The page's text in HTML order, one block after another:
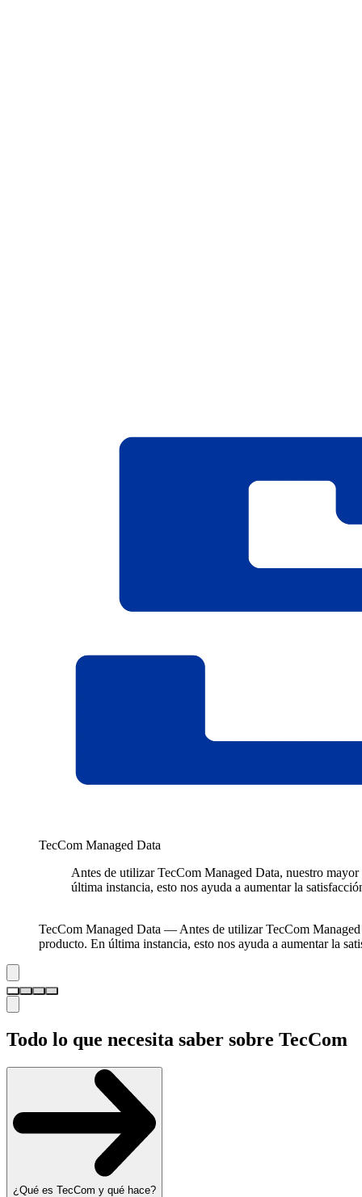
TecCom Managed Data
Antes de utilizar TecCom Managed Data, nuestro
última instancia, esto nos ayuda a aumentar la
TecCom Managed Data — Antes de utilizar TecCom
producto. En última instancia, esto nos ayuda a aumentar la
Todo lo que necesita saber sobre TecCom
¿Qué es TecCom y qué hace?